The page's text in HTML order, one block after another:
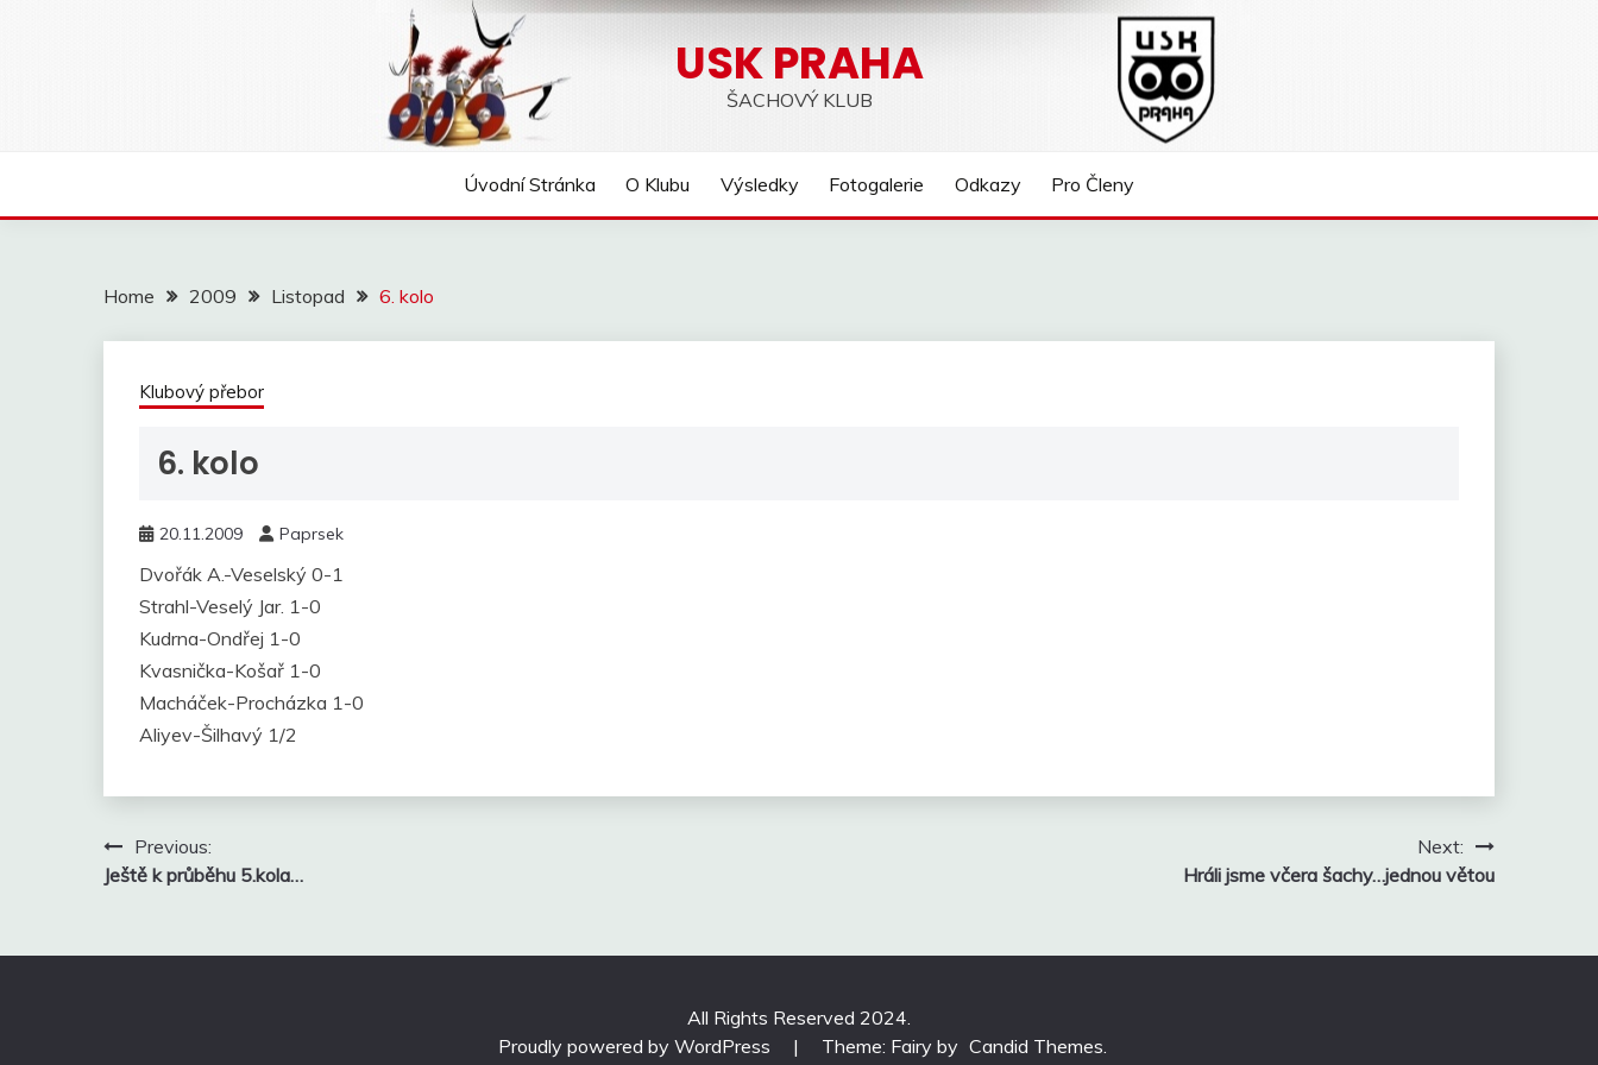
USK PRAHA
ŠACHOVÝ KLUB
Úvodní Stránka O Klubu Výsledky Fotogalerie Odkazy Pro Členy
Home 2009 Listopad 6. kolo
Klubový přebor
6. kolo
20.11.2009 Paprsek
Dvořák A.-Veselský 0-1
Strahl-Veselý Jar. 1-0
Kudrna-Ondřej 1-0
Kvasnička-Košař 1-0
Macháček-Procházka 1-0
Aliyev-Šilhavý 1/2
Navigace
pro
příspěvek
Previous:
Ještě k průběhu 5.kola…
Next:
Hráli jsme včera šachy…jednou větou
All Rights Reserved 2024.
Proudly powered by WordPress
| Theme: Fairy by Candid Themes.